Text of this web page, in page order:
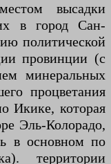
высадки
в город Сан-
политической
провинции (с
минеральных
процветания
Икике, которая
Эль-Колорадо,
в основном по
территории